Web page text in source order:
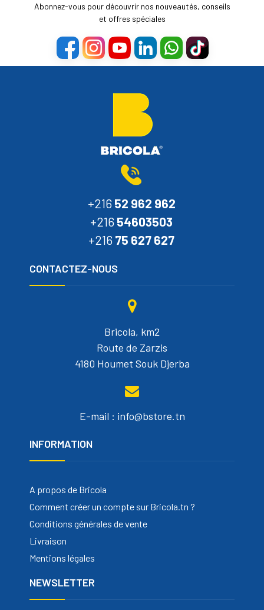
Abonnez-vous pour découvrir nos nouveautés, conseils
et offres spéciales
+216 52 962 962
+216 54603503
+216 75 627 627
CONTACTEZ-NOUS
Bricola, km2
Route de Zarzis
4180 Houmet Souk Djerba
E-mail : info@bstore.tn
INFORMATION
A propos de Bricola
Comment créer un compte sur Bricola.tn ?
Conditions générales de vente
Livraison
Mentions légales
NEWSLETTER